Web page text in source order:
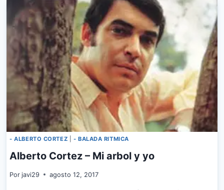
- ALBERTO CORTEZ - BALADA RITMICA
Alberto Cortez – Mi arbol y yo
Por javi29 agosto 12, 2017